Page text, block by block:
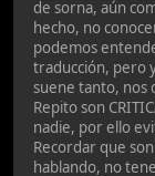
de sorna, aún
hecho, no
podemos
traducción, pero
suene tanto, nos
Repito son
nadie, por ello
Recordar que
hablando, no